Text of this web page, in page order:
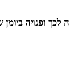
ופנויה ביומן